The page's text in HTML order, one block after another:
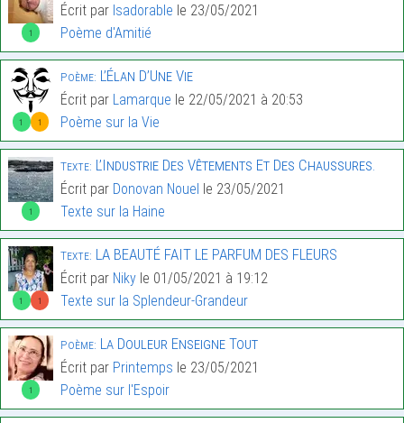
1
Écrit par Isadorable le 23/05/2021
Poème d'Amitié
1 1
Poème: L’Élan D’Une Vie
Écrit par Lamarque le 22/05/2021 à 20:53
Poème sur la Vie
1
Texte: L’Industrie Des Vêtements Et Des Chaussures.
Écrit par Donovan Nouel
le 23/05/2021
Texte sur la Haine
1 1
Texte: LA BEAUTÉ FAIT LE PARFUM DES FLEURS
Écrit par Niky le 01/05/2021 à 19:12
Texte sur la Splendeur-Grandeur
1
Poème: La Douleur Enseigne Tout
Écrit par Printemps le 23/05/2021
Poème sur l'Espoir